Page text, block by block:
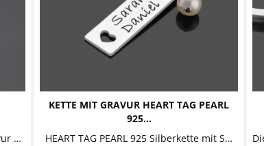
DOG TAG STAR Herrenkette mit Gravur Diese stylische Herrenkette mit Gravur besteht aus einem Dog Tag mit ausgestanztem Stern, auf den zwei...
KETTE MIT GRAVUR HEART TAG PEARL
925...
HEART TAG PEARL 925 Silberkette mit Süßwasserperle Individuelle Silberkette bestehend aus einem rechteckigen Anhänger und einer...